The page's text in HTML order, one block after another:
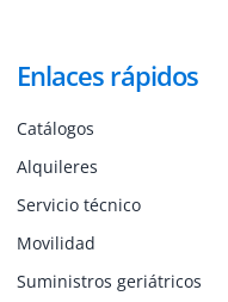
Enlaces rápidos
Catálogos
Alquileres
Servicio técnico
Movilidad
Suministros geriátricos